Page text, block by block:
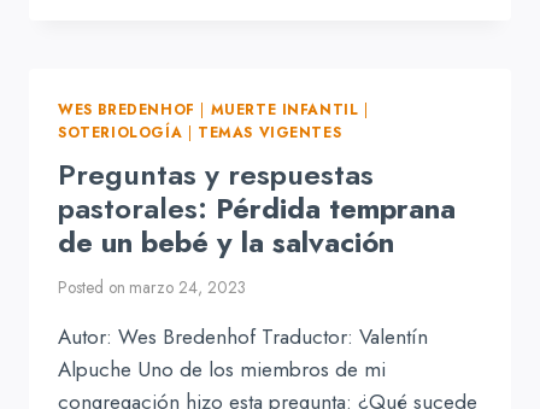
PIADOSOS
DEBEN
DUDAR
WES BREDENHOF | MUERTE INFANTIL |
SOTERIOLOGÍA | TEMAS VIGENTES
Preguntas y respuestas
pastorales: Pérdida temprana
de un bebé y la salvación
Posted on marzo 24, 2023
Autor: Wes Bredenhof Traductor: Valentín
Alpuche Uno de los miembros de mi
congregación hizo esta pregunta: ¿Qué sucede